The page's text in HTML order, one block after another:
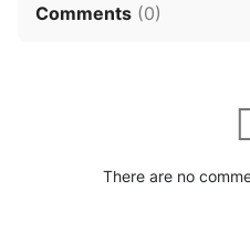
Comments (0)
There are no